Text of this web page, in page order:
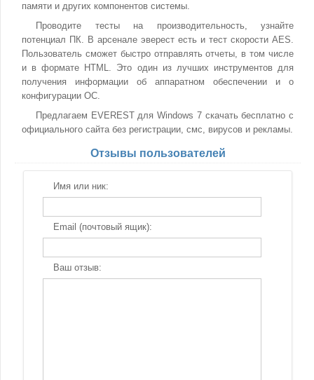
памяти и других компонентов системы.
Проводите тесты на производительность, узнайте
потенциал ПК. В арсенале эверест есть и тест скорости AES.
Пользователь сможет быстро отправлять отчеты, в том числе
и в формате HTML. Это один из лучших инструментов для
получения информации об аппаратном обеспечении и о
конфигурации ОС.
Предлагаем EVEREST для Windows 7 скачать бесплатно с
официального сайта без регистрации, смс, вирусов и рекламы.
Отзывы пользователей
Имя или ник:
Email (почтовый ящик):
Ваш отзыв: